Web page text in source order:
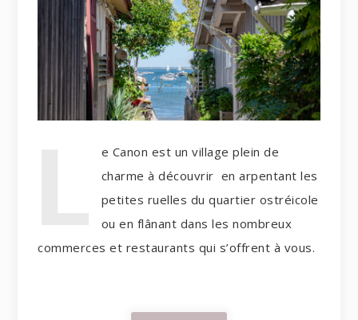
e Canon est un village plein de
charme à découvrir en arpentant les
petites ruelles du quartier ostréicole
ou en flânant dans les nombreux
commerces et restaurants qui s’offrent à vous.